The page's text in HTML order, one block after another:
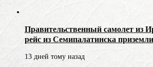
Правительственный самолет из
рейс из Семипалатинска
13 дней тому назад